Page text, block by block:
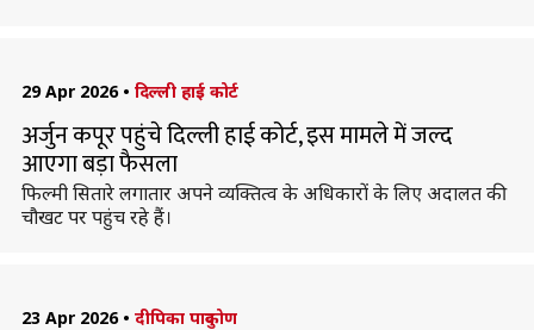
29 Apr 2026 • दिल्ली हाई कोर्ट
अर्जुन कपूर पहुंचे दिल्ली हाई कोर्ट, इस मामले में जल्द
आएगा बड़ा फैसला
फिल्मी सितारे लगातार अपने व्यक्तित्व के अधिकारों के लिए अदालत की
चौखट पर पहुंच रहे हैं।
23 Apr 2026 • दीपिका पादुकोण